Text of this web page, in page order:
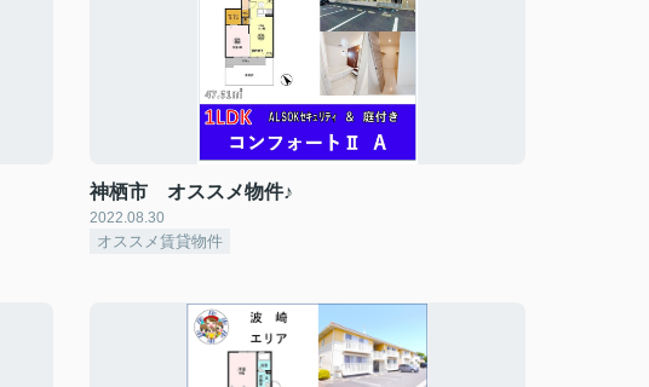
神栖市 オススメ物件♪
2022.08.30
オススメ賃貸物件